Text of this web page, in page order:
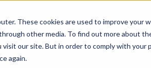
These cookies are used to improve your
other media. To find out more about
our site. But in order to comply with your
again.